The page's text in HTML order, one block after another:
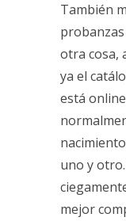
También
otra cosa,
ya el
está
uno y
mejor